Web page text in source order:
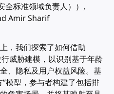
全标准领域负责人））,
Amir Sharif
，我们探索了如何借助
威胁建模，以识别基于年龄
、隐私及用户权益风险。基
型，参与者构建了包括排